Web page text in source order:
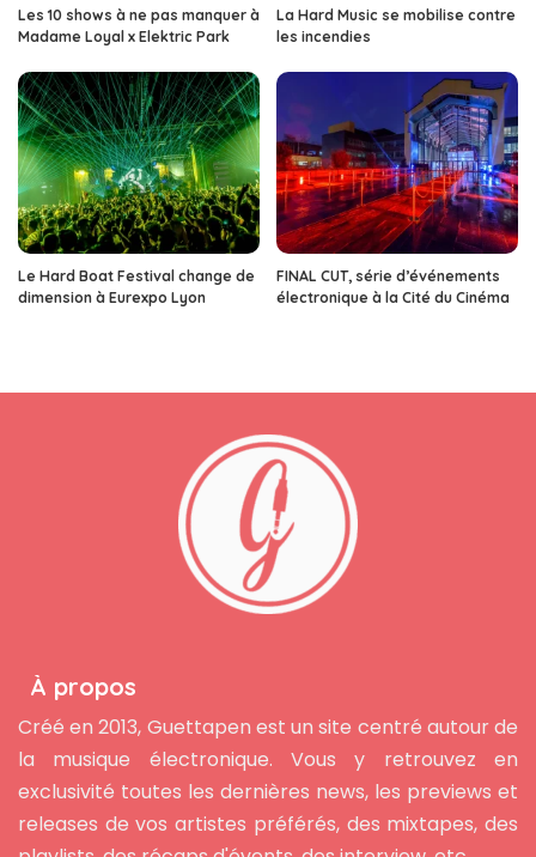
Les 10 shows à ne pas manquer à
Madame Loyal x Elektric Park
La Hard Music se mobilise contre
les incendies
Le Hard Boat Festival change de
dimension à Eurexpo Lyon
FINAL CUT, série d’événements
électronique à la Cité du Cinéma
À propos
Créé en 2013, Guettapen est un site centré autour de
la musique électronique. Vous y retrouvez en
exclusivité toutes les dernières news, les previews et
releases de vos artistes préférés, des mixtapes, des